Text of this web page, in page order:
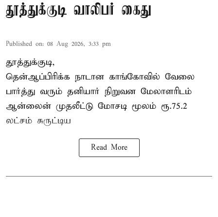
தூத்துக்குடி வாலிபர் கைது
Published on: 08 Aug 2026, 3:33 pm
தூத்துக்குடி,
தென்ஆப்பிரிக்க நாடான காங்கோவில் வேலை
பார்த்து வரும் தனியார் நிறுவன மேலாளரிடம்
ஆன்லைன் முதலீட்டு மோசடி மூலம் ரூ.75.2
லட்சம் சுருட்டிய
Read More